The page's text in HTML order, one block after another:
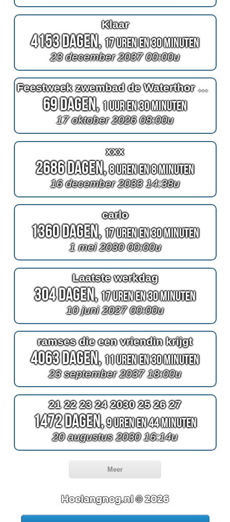
Klaar
4153 Dagen,17 Uren en 30 Minuten
23 december 2037 00:00u
Feestweek zwembad de Waterthor 50 jaar
69 Dagen,1 Uur en 30 Minuten
17 oktober 2026 08:00u
xxx
2686 Dagen,8 Uren en 8 Minuten
16 december 2033 14:38u
carlo
1360 Dagen,17 Uren en 30 Minuten
1 mei 2030 00:00u
Laatste werkdag
304 Dagen,17 Uren en 30 Minuten
10 juni 2027 00:00u
ramses die een vriendin krijgt
4063 Dagen,11 Uren en 30 Minuten
23 september 2037 18:00u
21 22 23 24 2030 25 26 27
1472 Dagen,9 Uren en 44 Minuten
20 augustus 2030 16:14u
Meer
Hoelangnog.nl © 2026